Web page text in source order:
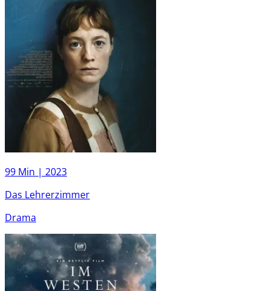
99 Min | 2023
Das Lehrerzimmer
Drama